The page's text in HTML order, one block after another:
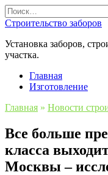
Перейти
к
содержанию
Search
for:
Строительство заборов
Установка заборов,
участка.
Главная
Изготовление
Главная » Новости
Все больше
класса
Москвы –